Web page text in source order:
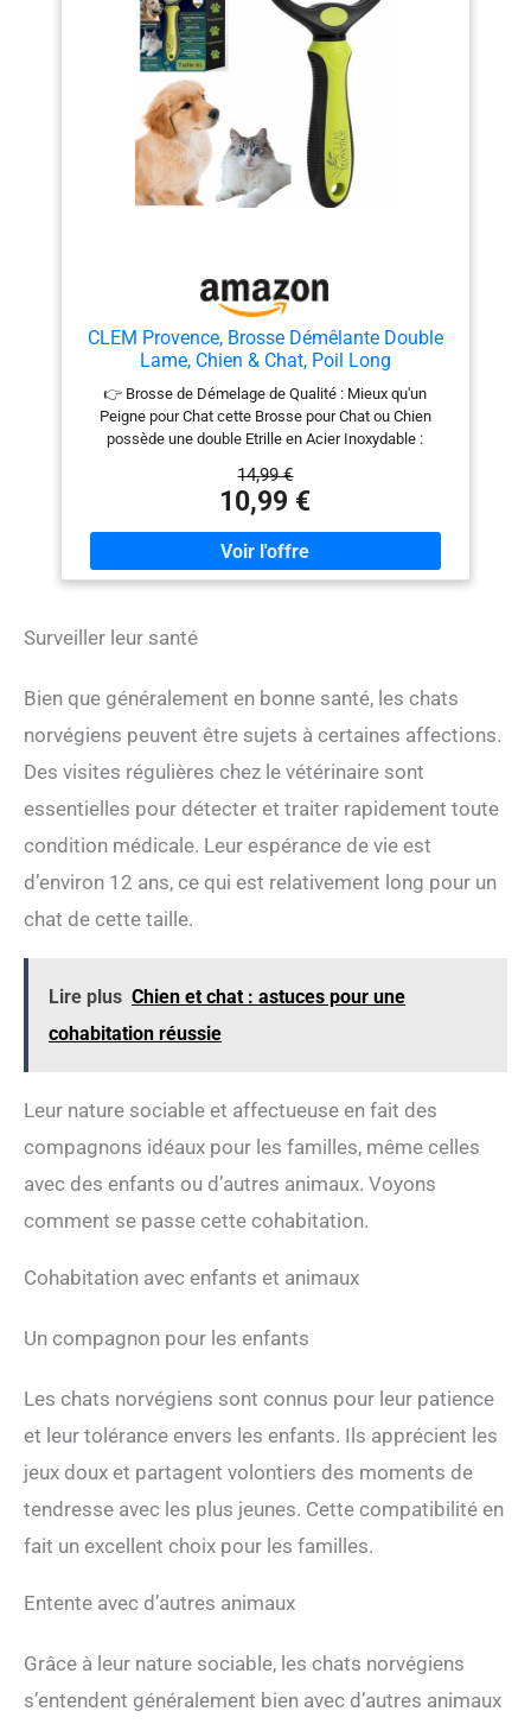
extrémités arrondies de cette brosse pour sous-poil
pour chat sont douces pour la peau, nourrissent et
massent pour un pelage sain, préviennent les accrocs
et les blessures des animaux domestiques et
conviennent aux chiens et chats de toutes tailles et
races 【Cadeau parfait 】Excellent cadeau pour la
famille, les amis et les amoureux des animaux à Noël,
pour un anniversaire ou pour d’autres occasions
spéciales
CLEM Provence, Brosse Démêlante Double
Lame, Chien & Chat, Poil Long
👉 Brosse de Démelage de Qualité : Mieux qu'un
Peigne pour Chat cette Brosse pour Chat ou Chien
possède une double Etrille en Acier Inoxydable :
Ergonomique en Siliconne pour un bon Maintient. 👉
Brosse 2 en 1 Doubles Lames : Cette Brosse
Démelante Chien et Chat Comporte 9 Lames d'un coté
pour Enlever le Sous Poils et les Noeuds en douceur et
17 Lames de l'autre Pour Terminer le Toilettage en
Masse et Brosse Tous vos Animaux à Fourrure: Berger
Maine Coon Persan Cobaye Chiot Crinière Des Chevaux
.. 👉 Accessoire de Démêlage Professionnel :
Recommandé par les Eleveurs et les Vétérinaires, Cette
Chien Indispensable à la Maison. Brosser
régulièrement son animal évite les Poils dans la
Maison, sur les Vêtements.. 😀CLEM Provence Est Une
Entreprise Française. Confiante de la Qualité de ses
et Notre Service Client est à Votre Écoute 7j / 7 ! Alors
14,99 €
10,99 €
Surveiller leur santé
Bien que généralement en bonne santé, les chats
norvégiens peuvent être sujets à certaines affections.
Des visites régulières chez le vétérinaire sont
essentielles pour détecter et traiter rapidement toute
condition médicale. Leur espérance de vie est
d’environ 12 ans, ce qui est relativement long pour un
chat de cette taille.
Lire plus Chien et chat : astuces pour une
cohabitation réussie
Leur nature sociable et affectueuse en fait des
compagnons idéaux pour les familles, même celles
avec des enfants ou d’autres animaux. Voyons
comment se passe cette cohabitation.
Cohabitation avec enfants et animaux
Un compagnon pour les enfants
Les chats norvégiens sont connus pour leur patience
et leur tolérance envers les enfants. Ils apprécient les
jeux doux et partagent volontiers des moments de
tendresse avec les plus jeunes. Cette compatibilité en
fait un excellent choix pour les familles.
Entente avec d’autres animaux
Grâce à leur nature sociable, les chats norvégiens
s’entendent généralement bien avec d’autres animaux